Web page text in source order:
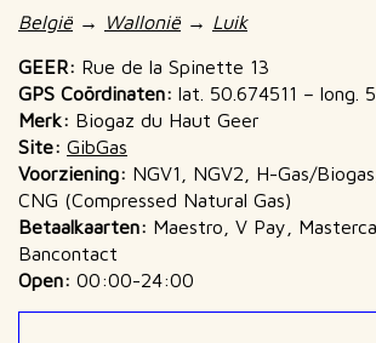
of
page
breadcrumbs
België → Wallonië → Luik
GEER: Rue de la Spinette 13
GPS Coördinaten: lat. 50.674511 – long.
Merk: Biogaz du Haut Geer
Site: GibGas
Voorziening: NGV1, NGV2, H-Gas/
CNG (Compressed Natural Gas)
Betaalkaarten: Maestro, V Pay,
Bancontact
Open: 00:00-24:00